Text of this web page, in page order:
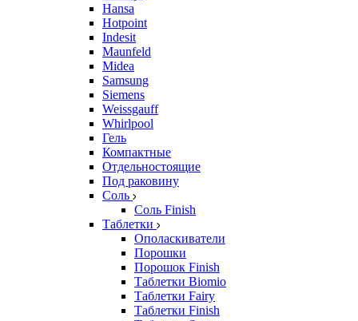
Hansa
Hotpoint
Indesit
Maunfeld
Midea
Samsung
Siemens
Weissgauff
Whirlpool
Гель
Компактные
Отдельностоящие
Под раковину
Соль
Соль Finish
Таблетки
Ополаскиватели
Порошки
Порошок Finish
Таблетки Biomio
Таблетки Fairy
Таблетки Finish